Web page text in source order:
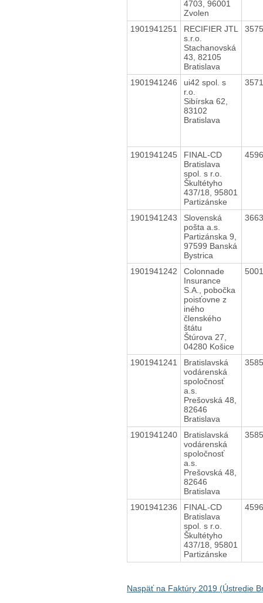
4703, 96001
Zvolen
1901941251
RECIFIER JTL
s.r.o.
Stachanovská
43, 82105
Bratislava
1901941246
ui42 spol. s
r.o.
Sibírska 62,
83102
Bratislava
1901941245
FINAL-CD
Bratislava
spol. s r.o.
Škultétyho
437/18, 95801
Partizánske
1901941243
Slovenská
pošta a.s.
Partizánska 9,
97599 Banská
Bystrica
1901941242
Colonnade
Insurance
S.A., pobočka
poisťovne z
iného
členského
štátu
Štúrova 27,
04280 Košice
1901941241
Bratislavská
vodárenská
spoločnosť
a.s.
Prešovská 48,
82646
Bratislava
1901941240
Bratislavská
vodárenská
spoločnosť
a.s.
Prešovská 48,
82646
Bratislava
1901941236
FINAL-CD
Bratislava
spol. s r.o.
Škultétyho
437/18, 95801
Partizánske
Naspäť na Faktúry 2019 (Ústredie